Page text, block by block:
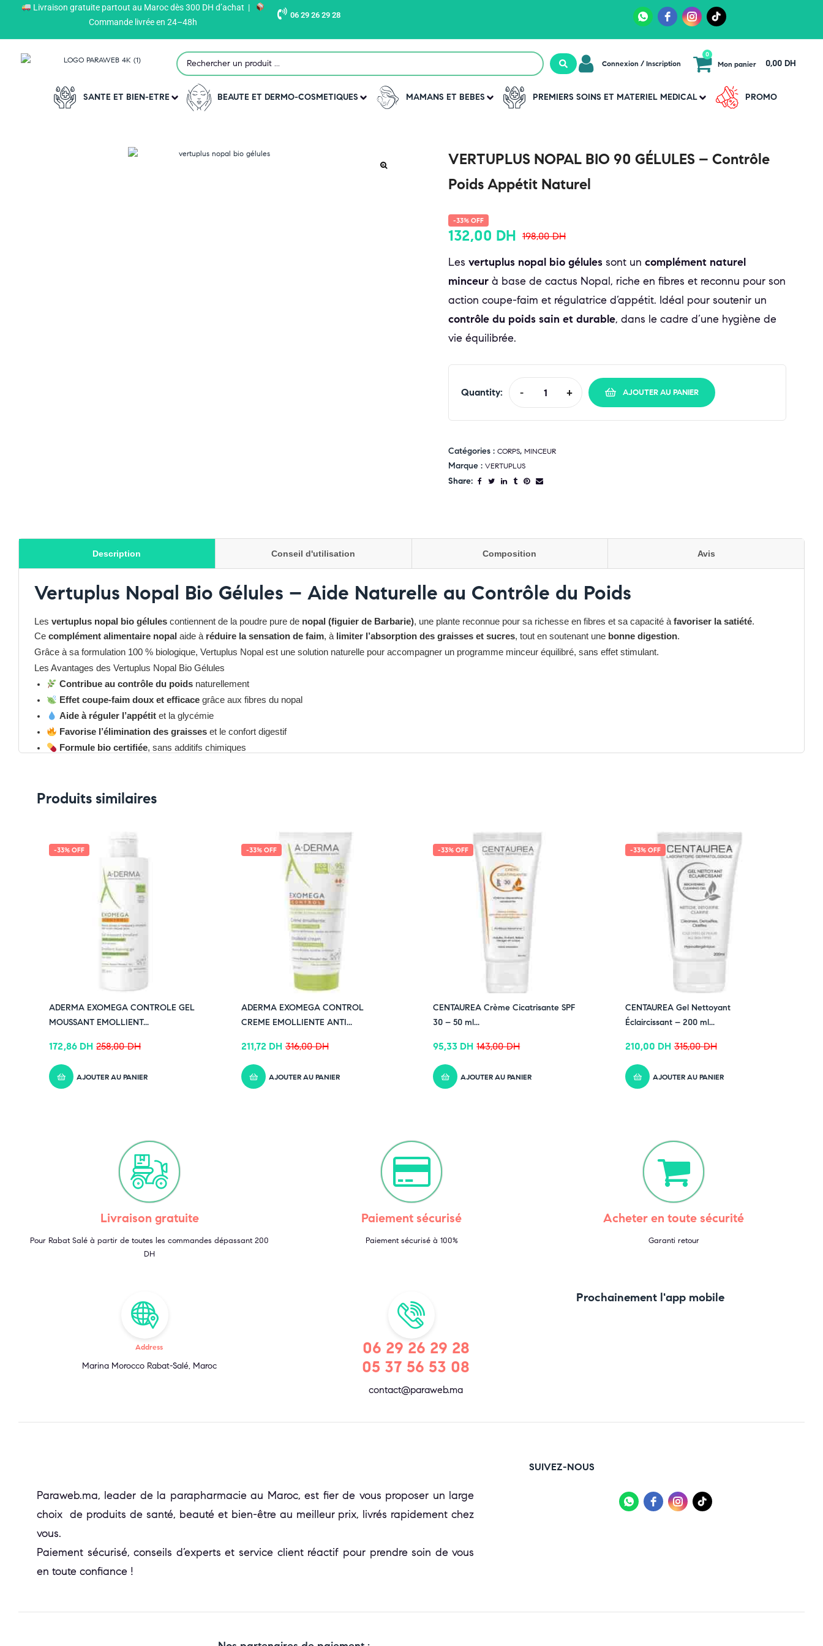
Livraison gratuite partout au Maroc dès 300 DH d’achat |
Commande livrée en 24–48h
06 29 26 29 28
Connexion / Inscription Mon panier
0
0,00 DH
SANTE ET BIEN-ETRE BEAUTE ET DERMO-COSMETIQUES MAMANS ET BEBES PREMIERS SOINS ET MATERIEL MEDICAL PROMO
Produits > VERTUPLUS >
VERTUPLUS NOPAL BIO 90 GÉLULES – Contrôle
Poids Appétit Naturel
-33% OFF
198,00DH
132,00 DH
Les vertuplus nopal bio gélules sont un complément naturel
minceur à base de cactus Nopal, riche en fibres et reconnu pour son
action coupe-faim et régulatrice d’appétit. Idéal pour soutenir un
contrôle du poids sain et durable, dans le cadre d’une hygiène de
vie équilibrée.
Quantity: - + AJOUTER AU PANIER
Catégories : CORPS, MINCEUR
Marque : VERTUPLUS
Share:
Description Conseil d'utilisation Composition Avis
Vertuplus Nopal Bio Gélules – Aide Naturelle au Contrôle du Poids
Les vertuplus nopal bio gélules contiennent de la poudre pure de nopal (figuier de Barbarie), une plante reconnue pour sa richesse en fibres et sa capacité à favoriser la satiété.
Ce complément alimentaire nopal aide à réduire la sensation de faim, à limiter l’absorption des graisses et sucres, tout en soutenant une bonne digestion.
Grâce à sa formulation 100 % biologique, Vertuplus Nopal est une solution naturelle pour accompagner un programme minceur équilibré, sans effet stimulant.
Les Avantages des Vertuplus Nopal Bio Gélules
Contribue au contrôle du poids naturellement
Effet coupe-faim doux et efficace grâce aux fibres du nopal
Aide à réguler l’appétit et la glycémie
Favorise l’élimination des graisses et le confort digestif
Formule bio certifiée, sans additifs chimiques
✔ Suivez-nous sur TikTok –
Produits similaires
-33% OFF
ADERMA EXOMEGA CONTROLE GEL
MOUSSANT EMOLLIENT...
258,00DH
172,86 DH
AJOUTER AU PANIER
-33% OFF
ADERMA EXOMEGA CONTROL
CREME EMOLLIENTE ANTI...
316,00DH
211,72 DH
AJOUTER AU PANIER
-33% OFF
CENTAUREA Crème Cicatrisante SPF
30 – 50 ml...
143,00DH
95,33 DH
AJOUTER AU PANIER
-33% OFF
CENTAUREA Gel Nettoyant
Éclaircissant – 200 ml...
315,00DH
210,00 DH
AJOUTER AU PANIER
Livraison gratuite
Pour Rabat Salé à partir de toutes les commandes dépassant 200
DH
Paiement sécurisé
Paiement sécurisé à 100%
Acheter en toute sécurité
Garanti retour
Address
Marina Morocco Rabat-Salé, Maroc
06 29 26 29 28
05 37 56 53 08
contact@paraweb.ma
Prochainement l'app mobile
Paraweb.ma, leader de la parapharmacie au Maroc, est fier de vous proposer un large
choix de produits de santé, beauté et bien-être au meilleur prix, livrés rapidement chez
vous.
Paiement sécurisé, conseils d’experts et service client réactif pour prendre soin de vous
en toute confiance !
SUIVEZ-NOUS